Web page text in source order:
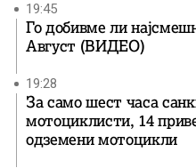
19:45
Го добивме ли
Август (ВИДЕО)
19:28
За само шест часа
мотоциклисти, 14
одземени мотоцикли